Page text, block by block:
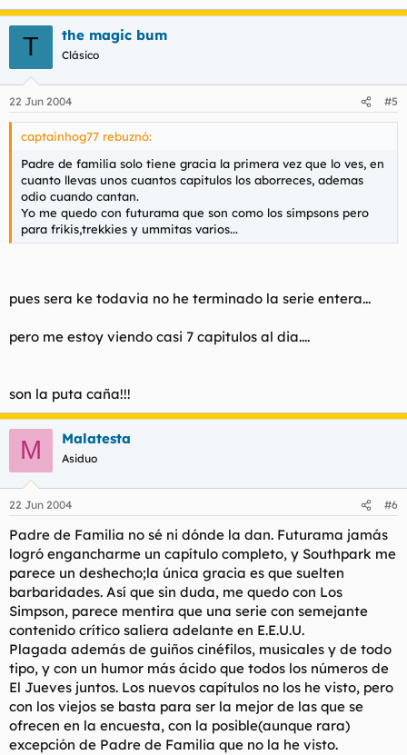
T the magic bum
Clásico
22 Jun 2004 #5
captainhog77 rebuznó:
Padre de familia solo tiene gracia la primera vez que lo ves, en
cuanto llevas unos cuantos capitulos los aborreces, ademas
odio cuando cantan.
Yo me quedo con futurama que son como los simpsons pero
para frikis,trekkies y ummitas varios...
pues sera ke todavia no he terminado la serie entera...
pero me estoy viendo casi 7 capitulos al dia....
son la puta caña!!!
M Malatesta
Asiduo
22 Jun 2004 #6
Padre de Familia no sé ni dónde la dan. Futurama jamás
logró engancharme un capítulo completo, y Southpark me
parece un deshecho;la única gracia es que suelten
barbaridades. Así que sin duda, me quedo con Los
Simpson, parece mentira que una serie con semejante
contenido crítico saliera adelante en E.E.U.U.
Plagada además de guiños cinéfilos, musicales y de todo
tipo, y con un humor más ácido que todos los números de
El Jueves juntos. Los nuevos capítulos no los he visto, pero
con los viejos se basta para ser la mejor de las que se
ofrecen en la encuesta, con la posible(aunque rara)
excepción de Padre de Familia que no la he visto.